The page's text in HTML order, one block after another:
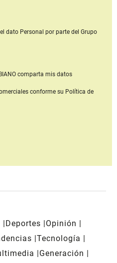
dato Personal por parte del Grupo
comparta mis datos
conforme su Política de
Deportes
Opinión
Tecnología
Generación